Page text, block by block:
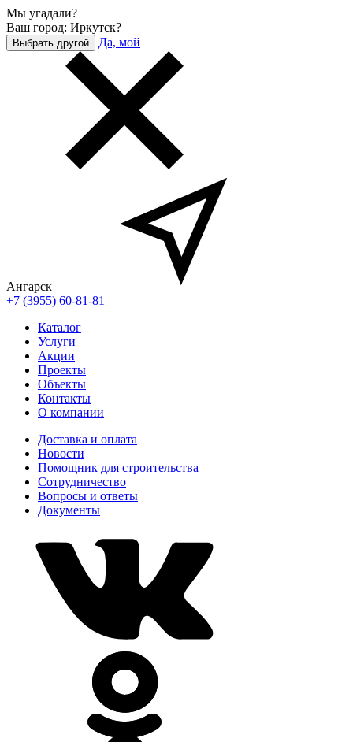
Мы угадали?
Ваш город: Иркутск?
Выбрать другой Да, мой
Ангарск
+7 (3955) 60-81-81
Каталог
Услуги
Акции
Проекты
Объекты
Контакты
О компании
Доставка и оплата
Новости
Помощник для строительства
Сотрудничество
Вопросы и ответы
Документы